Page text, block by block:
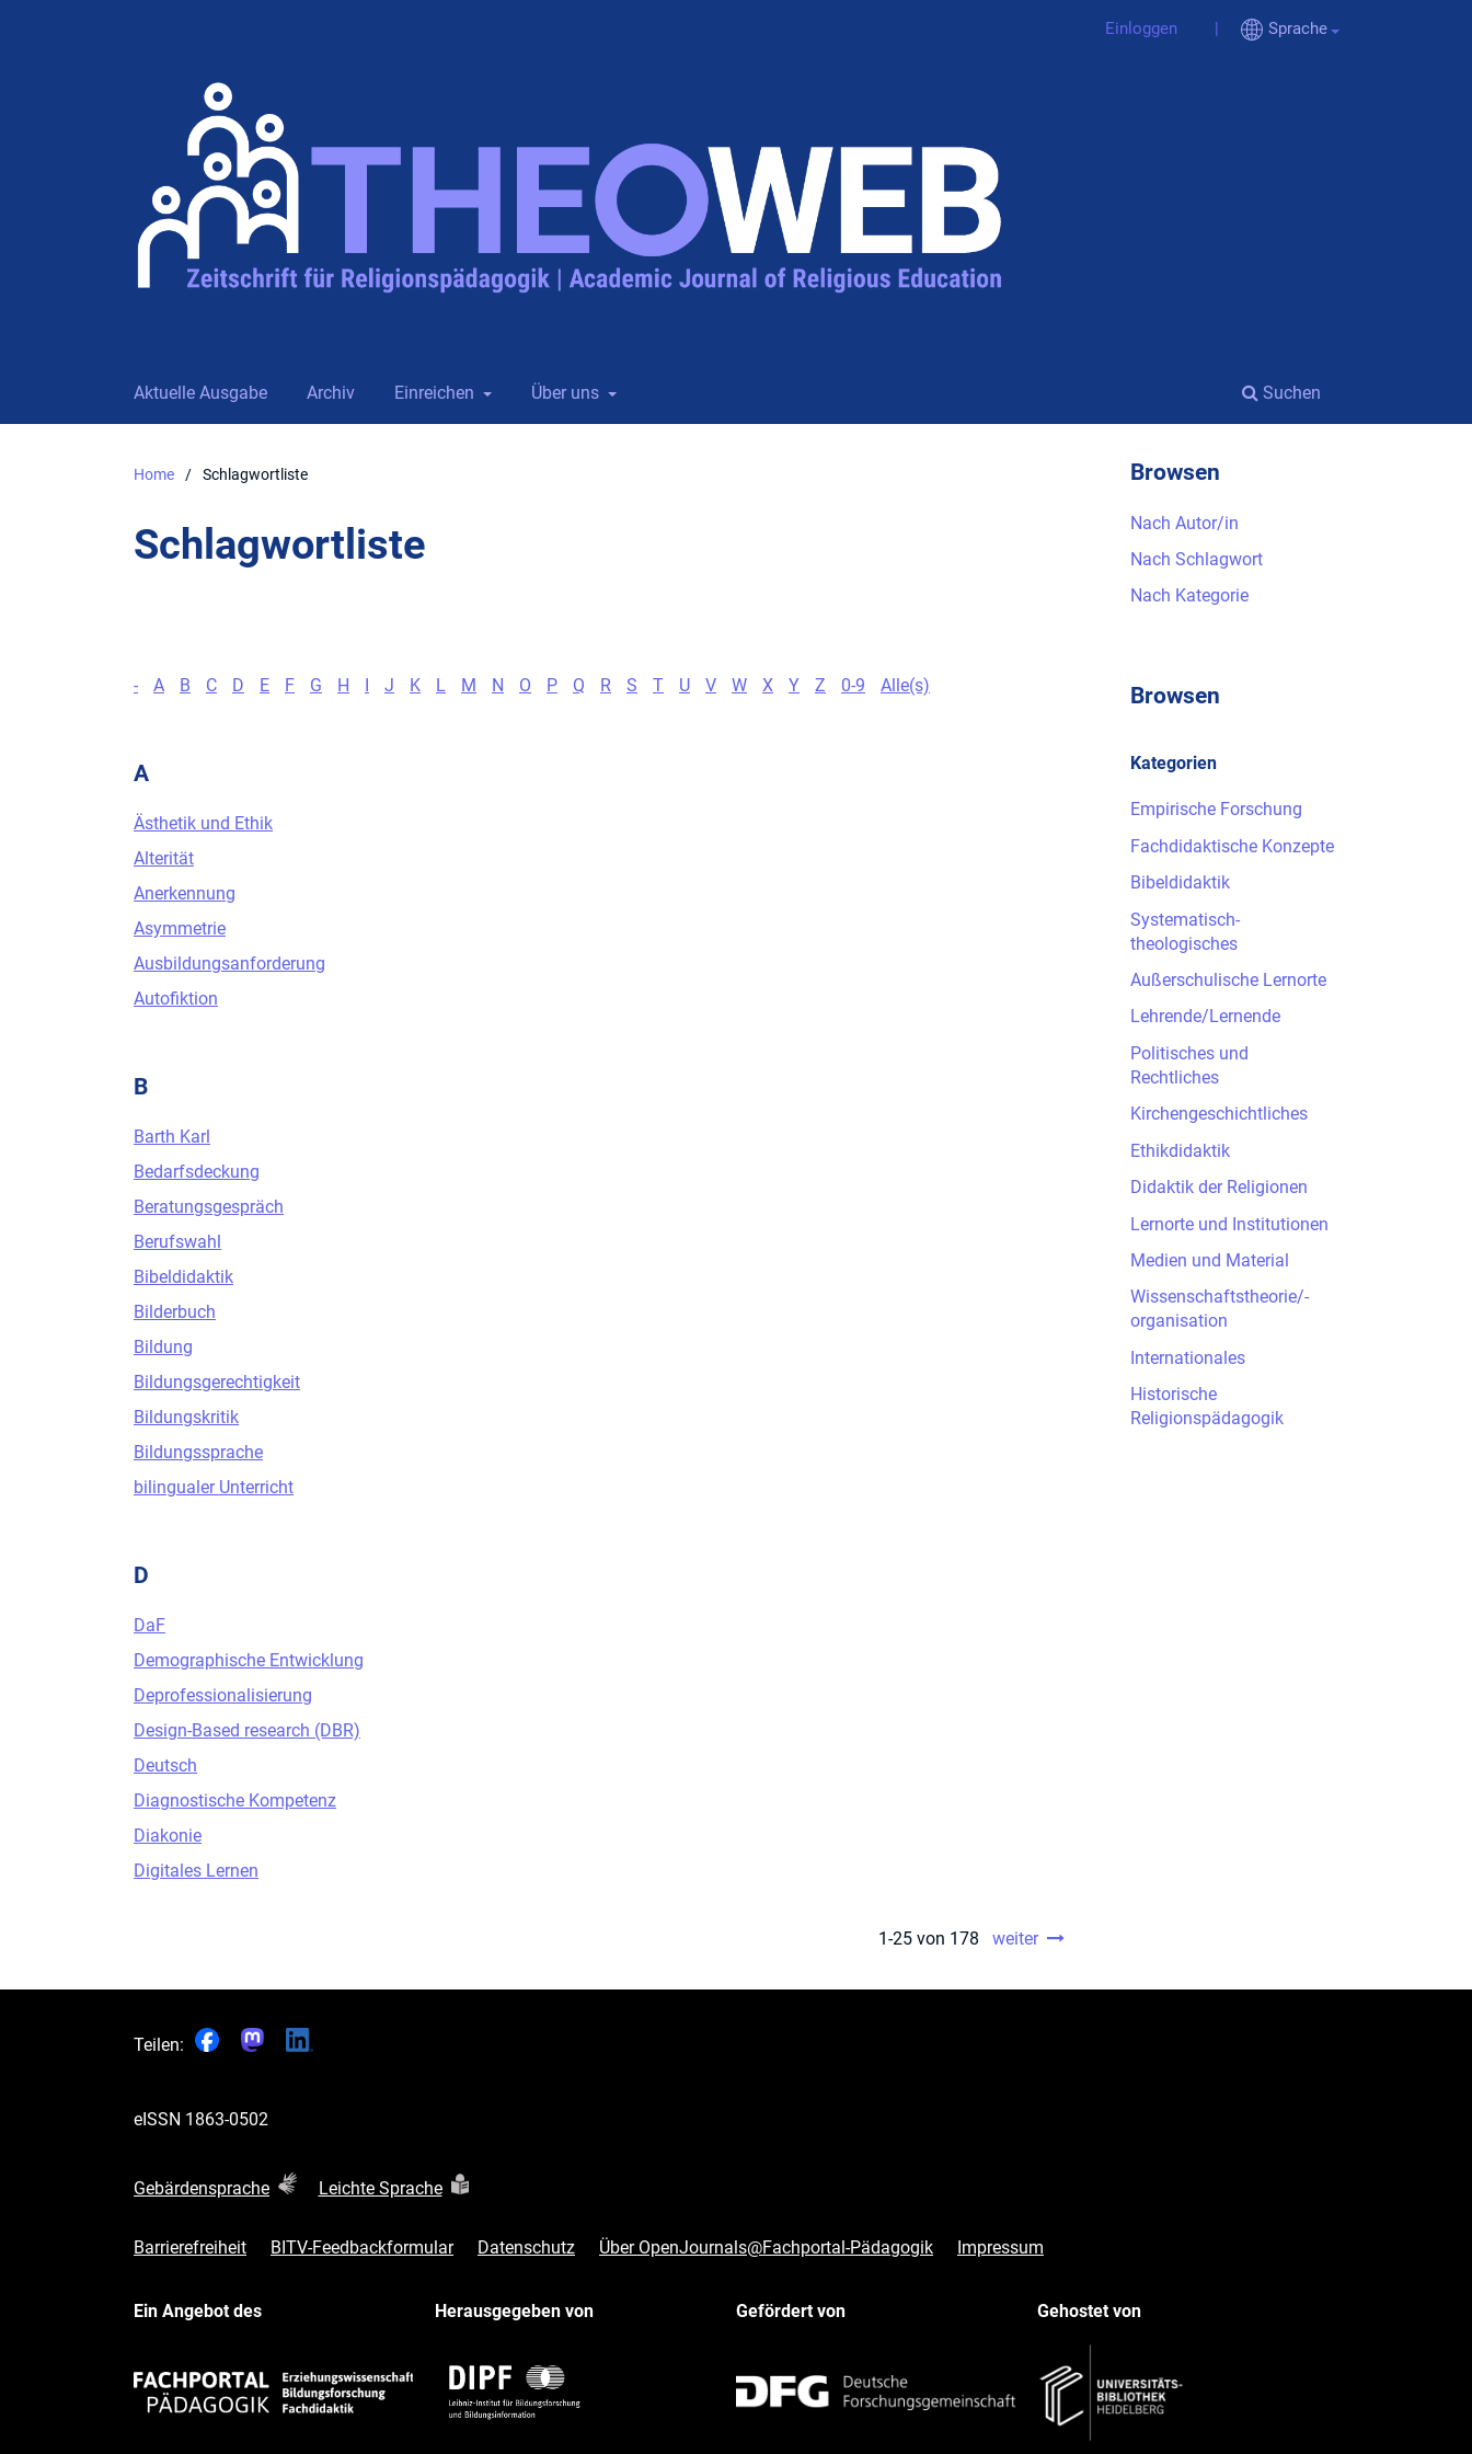
Aktuelle Ausgabe Archiv Einreichen Über uns Suchen
Einloggen Sprache
Home / Schlagwortliste
Schlagwortliste
- A B C D E F G H I J K L M N O P Q R S T U V W X Y Z 0-9 Alle(s)
A
Ästhetik und Ethik
Alterität
Anerkennung
Asymmetrie
Ausbildungsanforderung
Autofiktion
B
Barth Karl
Bedarfsdeckung
Beratungsgespräch
Berufswahl
Bibeldidaktik
Bilderbuch
Bildung
Bildungsgerechtigkeit
Bildungskritik
Bildungssprache
bilingualer Unterricht
D
DaF
Demographische Entwicklung
Deprofessionalisierung
Design-Based research (DBR)
Deutsch
Diagnostische Kompetenz
Diakonie
Digitales Lernen
1-25 von 178 weiter
Browsen
Nach Autor/in
Nach Schlagwort
Nach Kategorie
Browsen
Kategorien
Empirische Forschung
Fachdidaktische Konzepte
Bibeldidaktik
Systematisch-
theologisches
Außerschulische Lernorte
Lehrende/Lernende
Politisches und
Rechtliches
Kirchengeschichtliches
Ethikdidaktik
Didaktik der Religionen
Lernorte und Institutionen
Medien und Material
Wissenschaftstheorie/-
organisation
Internationales
Historische
Religionspädagogik
Teilen:
eISSN 1863-0502
Gebärdensprache Leichte Sprache
Barrierefreiheit BITV-Feedbackformular Datenschutz Über OpenJournals@Fachportal-Pädagogik Impressum
Ein Angebot des Herausgegeben von Gefördert von Gehostet von